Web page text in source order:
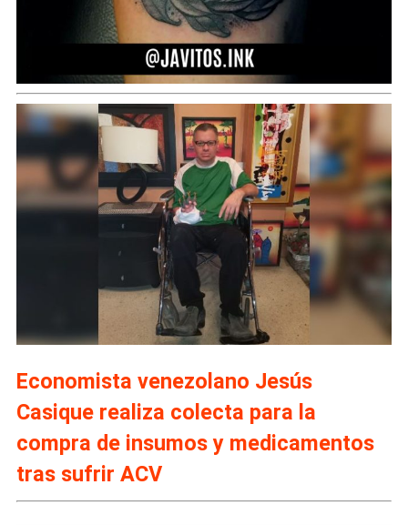
Economista venezolano Jesús
Casique realiza colecta para la
compra de insumos y medicamentos
tras sufrir ACV